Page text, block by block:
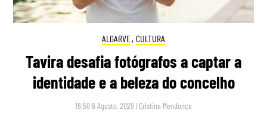
ALGARVE, CULTURA
Tavira desafia fotógrafos a captar a
identidade e a beleza do concelho
16:50 6 Agosto, 2026 | Cristina Mendonça